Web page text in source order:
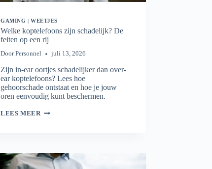
GAMING |WEETJES
Welke koptelefoons zijn schadelijk? De
feiten op een rij
Door Personnel juli 13, 2026
Zijn in-ear oortjes schadelijker dan over-
ear koptelefoons? Lees hoe
gehoorschade ontstaat en hoe je jouw
oren eenvoudig kunt beschermen.
LEES MEER WELKE
OP
EEN